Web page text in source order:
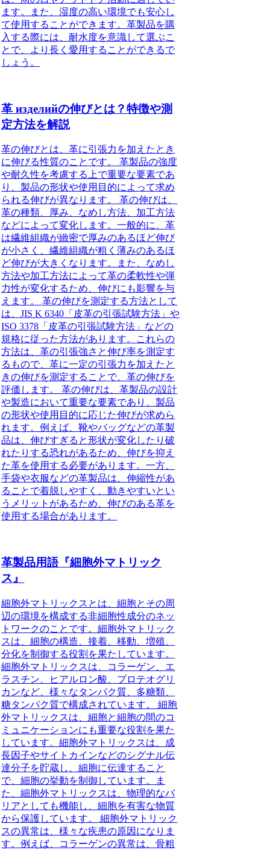
ます。また、湿度の高い環境でも安心し
て使用することができます。革製品を購
入する際には、耐水度を意識して選ぶこ
とで、より長く愛用することができるで
しょう。
革 изделийの伸びとは？特徴や測
定方法を解説
革の伸びとは、革に引張力を加えたとき
に伸びる性質のことです。 革製品の強度
や耐久性を考慮する上で重要な要素であ
り、製品の形状や使用目的によって求め
られる伸びが異なります。 革の伸びは、
革の種類、厚み、なめし方法、加工方法
などによって変化します。一般的に、革
は繊維組織が緻密で厚みのあるほど伸び
が小さく、繊維組織が粗く薄みのあるほ
ど伸びが大きくなります。また、なめし
方法や加工方法によって革の柔軟性や弾
力性が変化するため、伸びにも影響を与
えます。 革の伸びを測定する方法として
は、JIS K 6340「皮革の引張試験方法」や
ISO 3378「皮革の引張試験方法」などの
規格に従った方法があります。これらの
方法は、革の引張強さと伸び率を測定す
るもので、革に一定の引張力を加えたと
きの伸びを測定することで、革の伸びを
評価します。 革の伸びは、革製品の設計
や製造において重要な要素であり、製品
の形状や使用目的に応じた伸びが求めら
れます。例えば、靴やバッグなどの革製
品は、伸びすぎると形状が変化したり破
れたりする恐れがあるため、伸びを抑え
た革を使用する必要があります。一方、
手袋や衣服などの革製品は、伸縮性があ
ることで着脱しやすく、動きやすいとい
うメリットがあるため、伸びのある革を
使用する場合があります。
革製品用語『細胞外マトリック
ス』
細胞外マトリックスとは、細胞とその周
辺の環境を構成する非細胞性成分のネッ
トワークのことです。細胞外マトリック
スは、細胞の構造、接着、移動、増殖、
分化を制御する役割を果たしています。
細胞外マトリックスは、コラーゲン、エ
ラスチン、ヒアルロン酸、プロテオグリ
カンなど、様々なタンパク質、多糖類、
糖タンパク質で構成されています。 細胞
外マトリックスは、細胞と細胞の間のコ
ミュニケーションにも重要な役割を果た
しています。細胞外マトリックスは、成
長因子やサイトカインなどのシグナル伝
達分子を貯蔵し、細胞に伝達すること
で、細胞の挙動を制御しています。ま
た、細胞外マトリックスは、物理的なバ
リアとしても機能し、細胞を有害な物質
から保護しています。 細胞外マトリック
スの異常は、様々な疾患の原因になりま
す。例えば、コラーゲンの異常は、骨粗